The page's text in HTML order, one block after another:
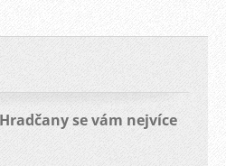
se vám nejvíce